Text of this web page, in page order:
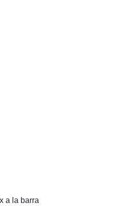
a la barra